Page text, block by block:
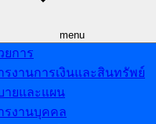
menu
ยการ
งานการเงินและสินทรัพย์
ายและแผน
รงานบุคคล